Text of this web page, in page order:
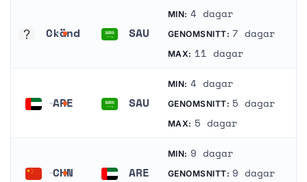
Okänd SAU
MIN: 4 dagar
GENOMSNITT: 7 dagar
MAX: 11 dagar
ARE SAU
MIN: 4 dagar
GENOMSNITT: 5 dagar
MAX: 5 dagar
CHN ARE
MIN: 9 dagar
GENOMSNITT: 9 dagar